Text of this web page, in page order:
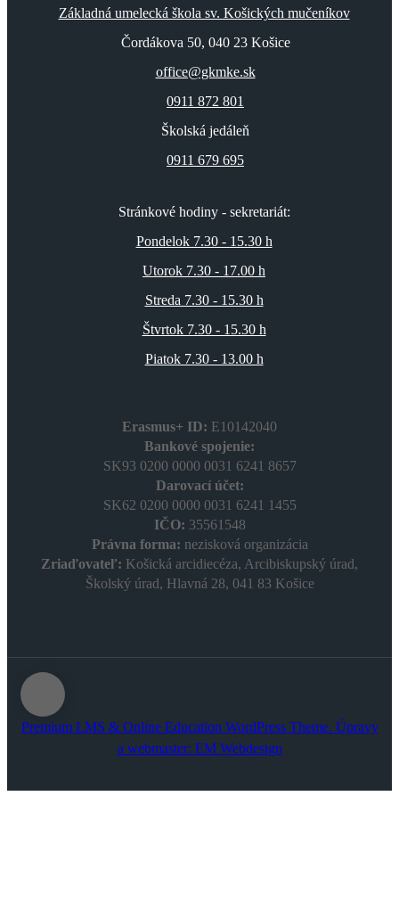
Základná umelecká škola sv. Košických mučeníkov
Čordákova 50, 040 23 Košice
office@gkmke.sk
0911 872 801
Školská jedáleň
0911 679 695
Stránkové hodiny - sekretariát:
Pondelok 7.30 - 15.30 h
Utorok 7.30 - 17.00 h
Streda 7.30 - 15.30 h
Štvrtok 7.30 - 15.30 h
Piatok 7.30 - 13.00 h
Erasmus+ ID: E10142040
Bankové spojenie:
SK93 0200 0000 0031 6241 8657
Darovací účet:
SK62 0200 0000 0031 6241 1455
IČO: 35561548
Právna forma: nezisková organizácia
Zriaďovateľ: Košická arcidiecéza, Arcibiskupský úrad,
Školský úrad, Hlavná 28, 041 83 Košice
Premium LMS & Online Education WordPress Theme. Úpravy
a webmaster: EM Webdesign